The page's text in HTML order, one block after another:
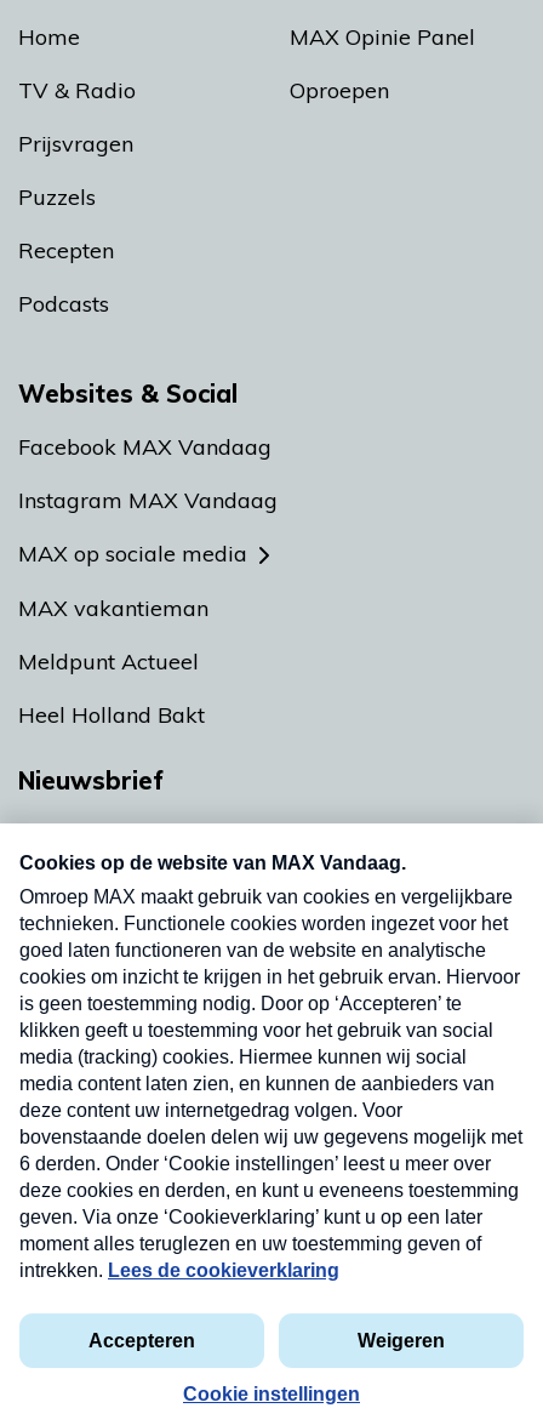
Home
TV & Radio
Prijsvragen
Puzzels
Recepten
Podcasts
MAX Opinie Panel
Oproepen
Websites & Social
Facebook MAX Vandaag
Instagram MAX Vandaag
MAX op sociale media
MAX vakantieman
Meldpunt Actueel
Heel Holland Bakt
Nieuwsbrief
nieuwsbrief. Elke vrijdag- en dinsdagochtend in
uw mailbox.
Verzend
Privacyverklaring
Cookieverklaring
Kwetsbaarheid melden
Copyright © 2026 MAX Vandaag - Omroep MAX
Nieuwsbrief
Neem hier een gratis abonnement op onze
nieuwsbrief. Elke vrijdag- en dinsdagochtend in uw